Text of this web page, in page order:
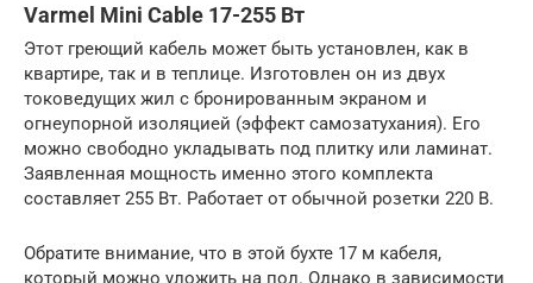
Varmel Mini Cable 17-255 Вт
Этот греющий кабель может быть установлен, как в
квартире, так и в теплице. Изготовлен он из двух
токоведущих жил с бронированным экраном и
огнеупорной изоляцией (эффект самозатухания). Его
можно свободно укладывать под плитку или ламинат.
Заявленная мощность именно этого комплекта
составляет 255 Вт. Работает от обычной розетки 220 В.
Обратите внимание, что в этой бухте 17 м кабеля,
который можно уложить на пол. Однако в зависимости